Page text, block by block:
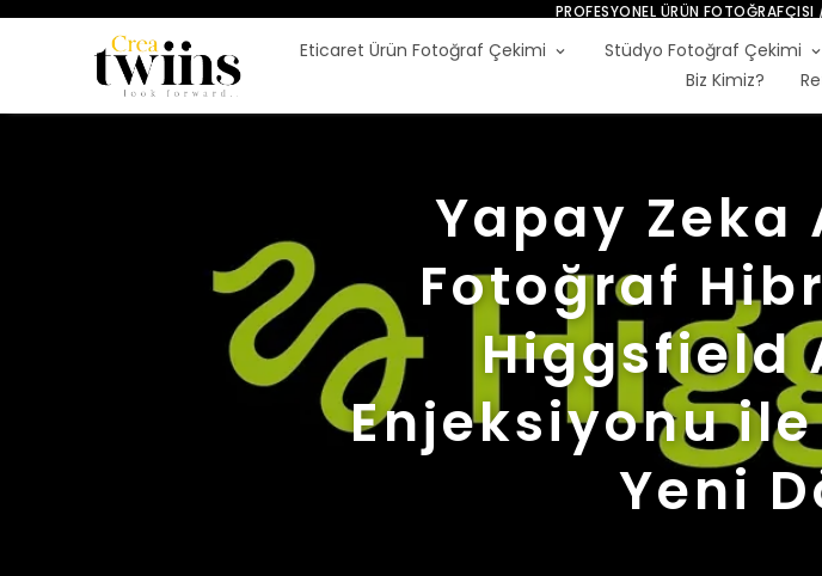
E-TICARET
Eticaret Ürün Fotoğraf Çekimi Stüdyo Fotoğraf Çekimi
Biz Kimiz?
Yapay Zeka
Fotoğraf
Higgsfield
Enjeksiyonu ile
Yeni